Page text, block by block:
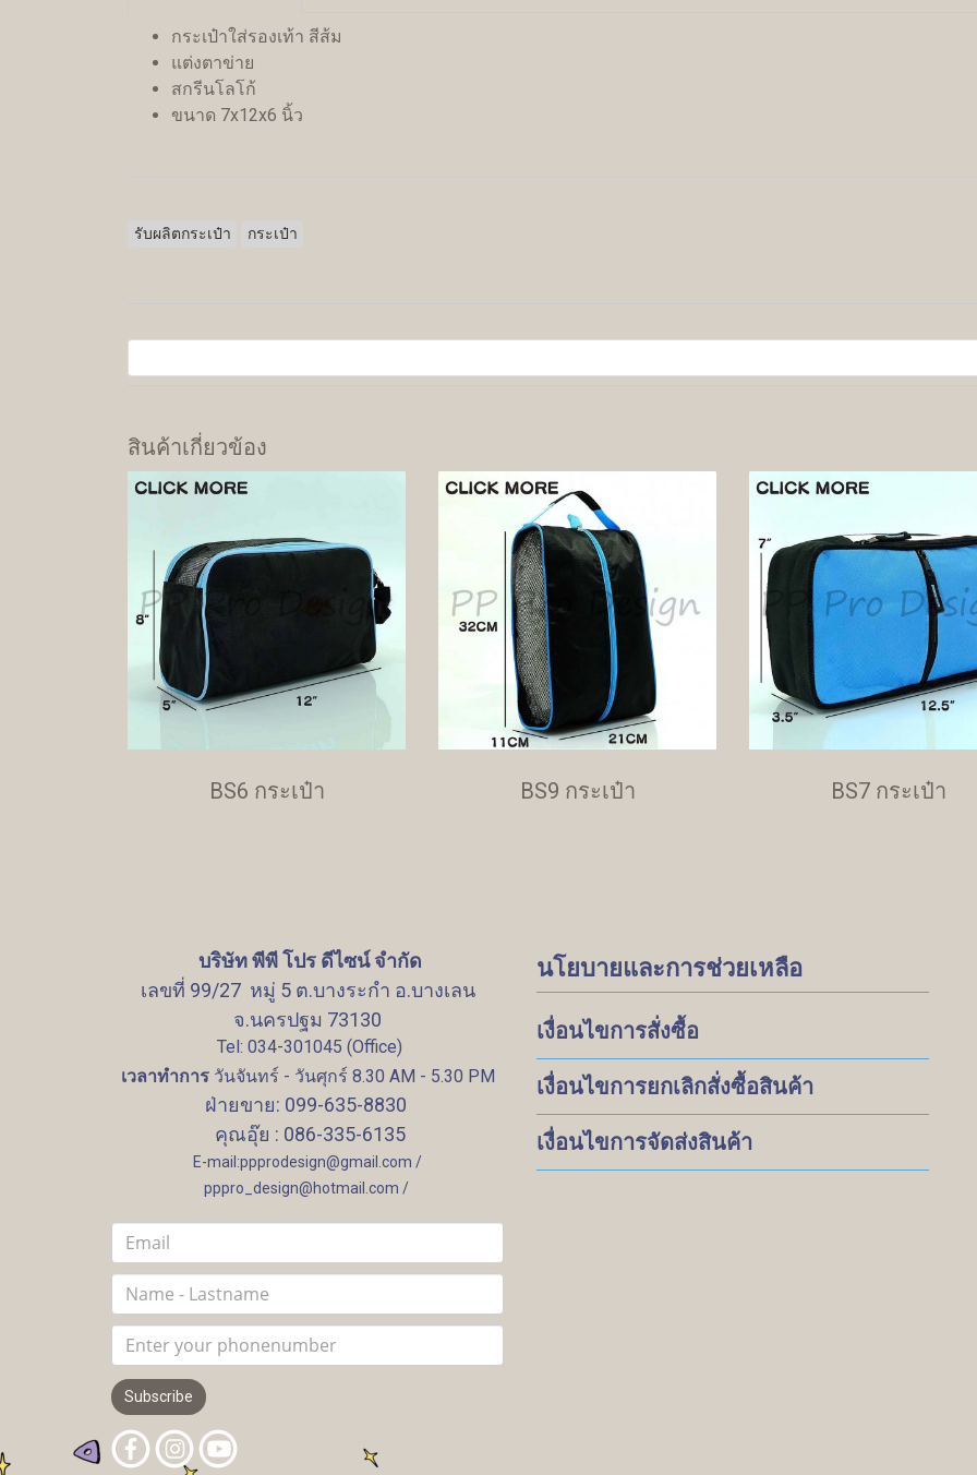
กระเป๋าใส่รองเท้า สีส้ม
แต่งตาข่าย
สกรีนโลโก้
ขนาด 7x12x6 นิ้ว
รับผลิตกระเป๋า กระเป๋า
สินค้าเกี่ยวข้อง
BS6 กระเป๋า BS9 กระเป๋า BS7 กระเป๋า
บริษัท พีพี โปร ดีไซน์ จำกัด
เลขที่ 99/27 หมู่ 5 ต.บางระกำ อ.บางเลน
จ.นครปฐม 73130
Tel: 034-301045 (Office)
เวลาทำการวันจันทร์ - วันศุกร์ 8.30 AM - 5.30 PM
ฝ่ายขาย: 099-635-8830
คุณอุ๊ย : 086-335-6135
E-mail:ppprodesign@gmail.com /
pppro_design@hotmail.com /
Subscribe
นโยบายและการช่วยเหลือ
เงื่อนไขการสั่งซื้อ
เงื่อนไขการยกเลิกสั่งซื้อสินค้า
เงื่อนไขการจัดส่งสินค้า